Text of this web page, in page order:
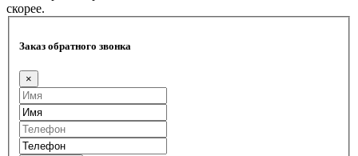
скорее.
Заказ обратного звонка
×